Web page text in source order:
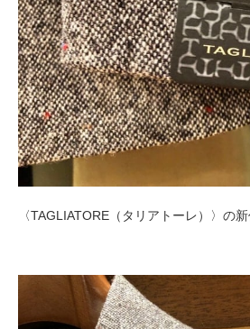
〈TAGLIATORE（タリアトーレ）〉の新